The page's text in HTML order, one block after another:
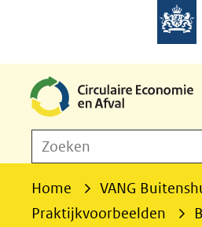
worden
toegestaan
geweigerd.
o
Zoeken
Home
VANG
Praktijkvoorbeelden